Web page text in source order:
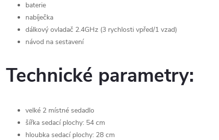
baterie
nabíječka
dálkový ovladač 2.4GHz (3 rychlosti vpřed/1 vzad)
návod na sestavení
Technické parametry:
velké 2 místné sedadlo
šířka sedací plochy: 54 cm
hloubka sedací plochy: 28 cm